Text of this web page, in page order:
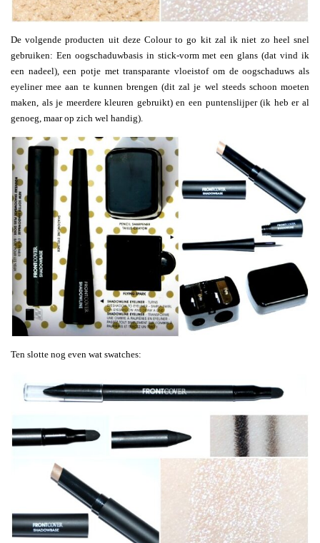
De volgende producten uit deze Colour to go kit zal ik niet zo heel snel
gebruiken: Een oogschaduwbasis in stick-vorm met een glans (dat vind ik
een nadeel), een potje met transparante vloeistof om de oogschaduws als
eyeliner mee aan te kunnen brengen (dit zal je wel steeds schoon moeten
maken, als je meerdere kleuren gebruikt) en een puntenslijper (ik heb er al
genoeg, maar op zich wel handig).
Ten slotte nog even wat swatches: